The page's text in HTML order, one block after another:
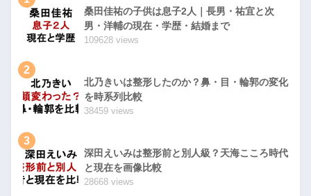
桑田佳祐の子供は息子2人｜長男・祐宜と次
男・洋輔の現在・学歴・結婚まで
109628 views
2
北乃きいは整形したのか？鼻・目・輪郭の変化
を時系列比較
38459 views
3
深田えいみは整形前と別人級？天海こころ時代
と現在を画像比較
28668 views